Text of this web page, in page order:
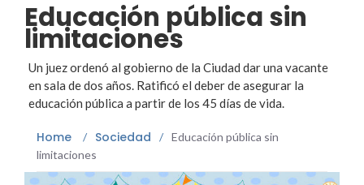
Educación pública sin
limitaciones
Un juez ordenó al gobierno de la Ciudad dar una vacante
en sala de dos años. Ratificó el deber de asegurar la
educación pública a partir de los 45 días de vida.
Home / Sociedad / Educación pública sin
limitaciones